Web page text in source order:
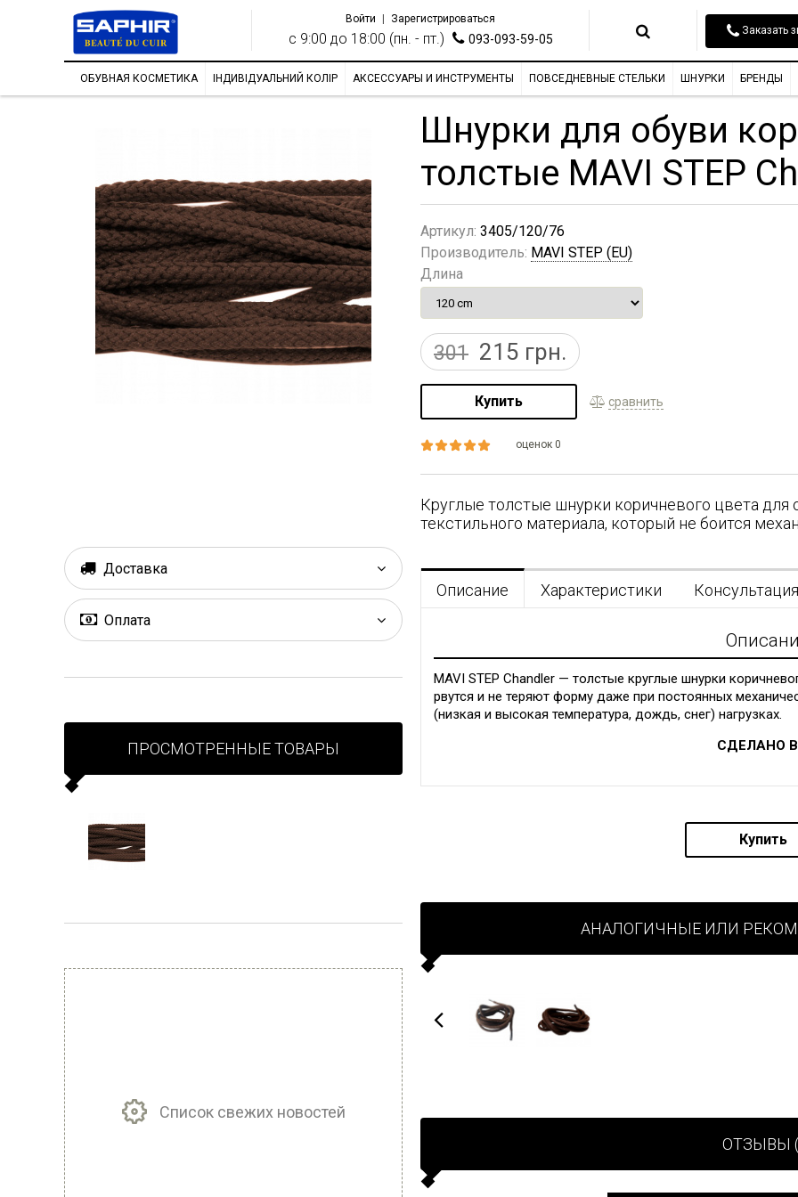
Войти Зарегистрироваться
с 9:00 до 18:00 (пн. - пт.) 093-093-59-05
Заказать
ОБУВНАЯ КОСМЕТИКА ІНДИВІДУАЛЬНИЙ КОЛІР АКСЕССУАРЫ И ИНСТРУМЕНТЫ ПОВСЕДНЕВНЫЕ СТЕЛЬКИ ШНУРКИ БРЕНДЫ
Шнурки для обуви
толстые MAVI STEP
Артикул: 3405/120/76
Производитель: MAVI STEP (EU)
Длина
301 215 грн.
Купить сравнить
оценок 0
Круглые толстые шнурки коричневого цвета для
текстильного материала, который не боится
Описание Характеристики Консультация
MAVI STEP Chandler — толстые круглые шнурки
рвутся и не теряют форму даже при постоянных
(низкая и высокая температура, дождь, снег) нагрузках.
СДЕЛАНО
Купить
АНАЛОГИЧНЫЕ ИЛИ
ОТЗЫВЫ
Доставка
Оплата
ПРОСМОТРЕННЫЕ ТОВАРЫ
Список свежих новостей